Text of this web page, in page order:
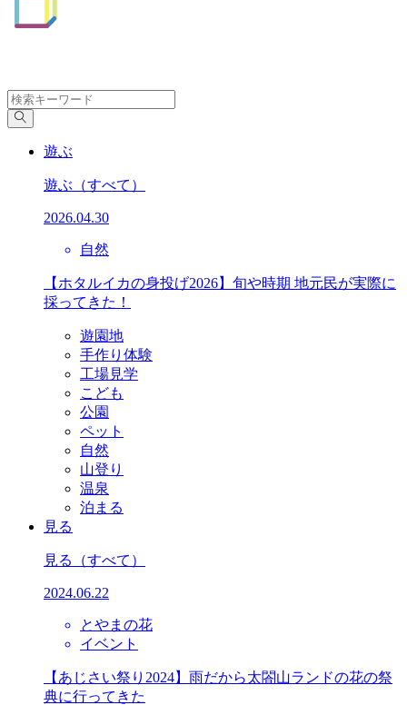
遊ぶ
遊ぶ （すべて）
2026.04.30
自然
【ホタルイカの身投げ2026】旬や時期 地元民が実際に
採ってきた！
遊園地
手作り体験
工場見学
こども
公園
ペット
自然
山登り
温泉
泊まる
見る
見る （すべて）
2024.06.22
とやまの花
イベント
【あじさい祭り2024】雨だから太閤山ランドの花の祭
典に行ってきた